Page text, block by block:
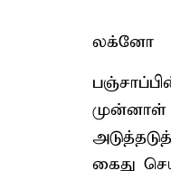
லக்னோ
முன்னாள்
கைது